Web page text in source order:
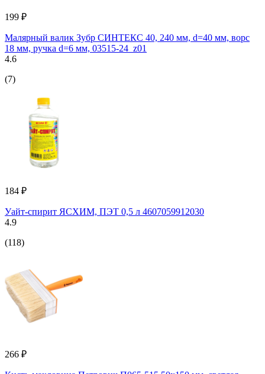
199 ₽
Малярный валик Зубр СИНТЕКС 40, 240 мм, d=40 мм, ворс
18 мм, ручка d=6 мм, 03515-24_z01
4.6
(7)
184 ₽
Уайт-спирит ЯСХИМ, ПЭТ 0,5 л 4607059912030
4.9
(118)
266 ₽